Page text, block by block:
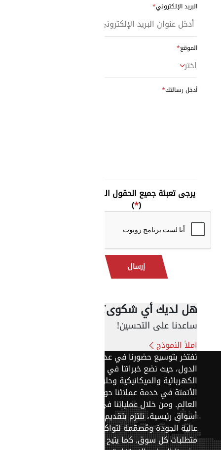
البريد الإلكتروني
الموقع
اختر
أدخل رسالتك
يرجى تعبئة جميع الحقول المطلوبة.
(
*
)
إرسال
هل لديك أي شكوى؟
ساعدنا على التحسين!
املأ النموذج
نفتخربتوسيعحضورنا فيعدد
الدول،حيث نضعخبراتنا في
الكهربائية والميكانيكية وحلول
الأتمتة فيخدمةعملائناحول
العالم. ومنخلالعملياتنا في
أسواق رئيسية،نلتزمبتقديم
عاليةالجودةومُصمَّمةلتواكب
متطلباتكلسوق.كمايتيح